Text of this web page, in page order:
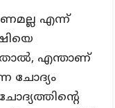
എന്ന്
എന്താണ്
ചോദ്യം